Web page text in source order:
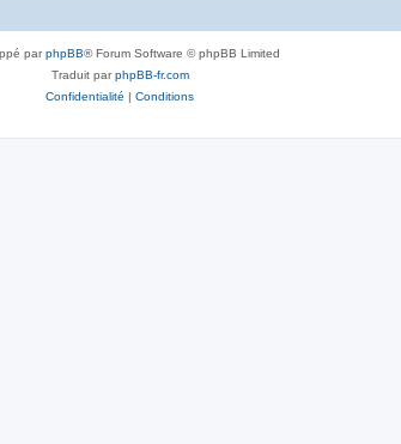
parphpBB® Forum Software © phpBB Limited
Traduit parphpBB-fr.com
Confidentialité | Conditions